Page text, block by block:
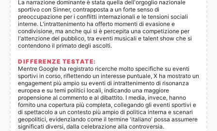
La narrazione dominante è stata quella dell'orgoglio nazionale
sportivo con Sinner, contrapposta a un forte senso di
preoccupazione per i conflitti internazionali e le tensioni sociali
interne. L'intrattenimento ha offerto momenti di evasione e
condivisione, ma anche qui si è percepita una competizione per
l'attenzione del pubblico, tra eventi musicali e talent show che si
contendono il primato degli ascolti.
DIFFERENZE TESTATE:
Mentre Google ha registrato ricerche molto specifiche su eventi
sportivi in corso, riflettendo un interesse puntuale, X ha mostrato un
engagement più ampio su eventi di intrattenimento di risonanza
europea e su temi politici locali, indicando una maggiore
propensione al commento e al dibattito. I media, invece, hanno
fornito una copertura più completa, collegando gli eventi sportivi e
di spettacolo a un contesto più ampio di politica interna e scenari
geopolitici, evidenziando come il termine 'italiano' possa assumere
significati diversi, dalla celebrazione alla controversia.